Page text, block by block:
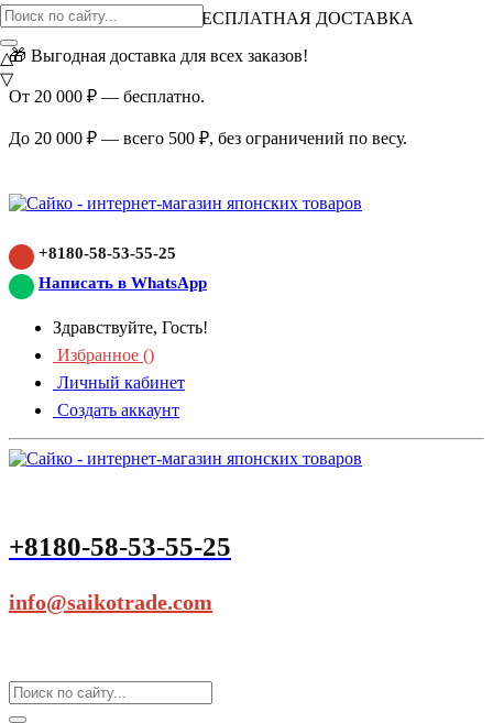
ВНИМАНИЕ АКЦИЯ!
БЕСПЛАТНАЯ ДОСТАВКА
🎁 Выгодная доставка для всех заказов!
От 20 000 ₽ — бесплатно.
До 20 000 ₽ — всего 500 ₽, без ограничений по весу.
+8180-58-53-55-25
Написать в WhatsApp
Здравствуйте, Гость!
Избранное ()
Личный кабинет
Создать аккаунт
+8180-58-53-55-25
info@saikotrade.com
△
▽